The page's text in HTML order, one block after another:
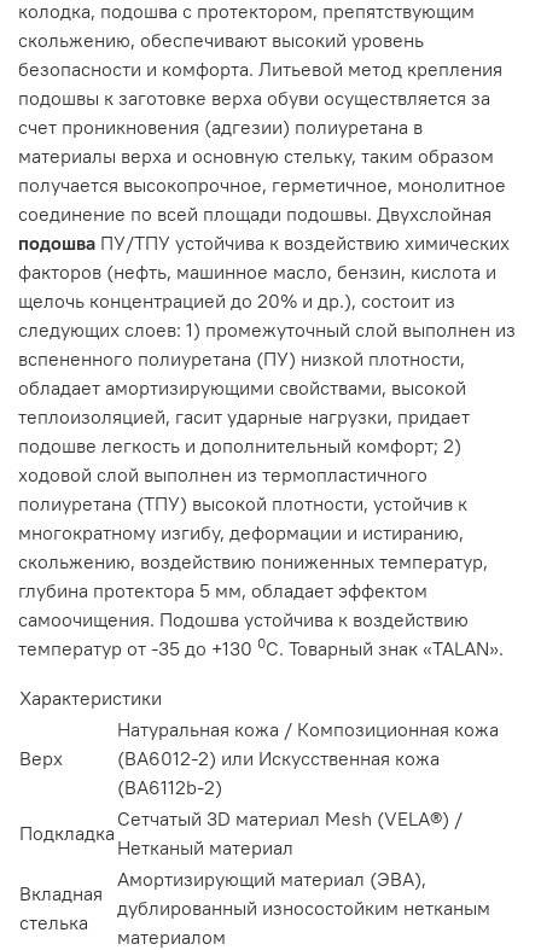
колодка, подошва с протектором, препятствующим
скольжению, обеспечивают высокий уровень
безопасности и комфорта. Литьевой метод крепления
подошвы к заготовке верха обуви осуществляется за
счет проникновения (адгезии) полиуретана в
материалы верха и основную стельку, таким образом
получается высокопрочное, герметичное, монолитное
соединение по всей площади подошвы. Двухслойная
подошва ПУ/ТПУ устойчива к воздействию химических
факторов (нефть, машинное масло, бензин, кислота и
щелочь концентрацией до 20% и др.), состоит из
следующих слоев: 1) промежуточный слой выполнен из
вспененного полиуретана (ПУ) низкой плотности,
обладает амортизирующими свойствами, высокой
теплоизоляцией, гасит ударные нагрузки, придает
подошве легкость и дополнительный комфорт; 2)
ходовой слой выполнен из термопластичного
полиуретана (ТПУ) высокой плотности, устойчив к
многократному изгибу, деформации и истиранию,
скольжению, воздействию пониженных температур,
глубина протектора 5 мм, обладает эффектом
самоочищения. Подошва устойчива к воздействию
температур от -35 до +130 0C. Товарный знак «TALAN».
Характеристики
Верх
Натуральная кожа / Композиционная кожа
(ВА6012-2) или Искусственная кожа
(ВА6112b-2)
Подкладка
Сетчатый 3D материал Mesh (VELA®) /
Нетканый материал
Вкладная
стелька
Амортизирующий материал (ЭВА),
дублированный износостойким нетканым
материалом